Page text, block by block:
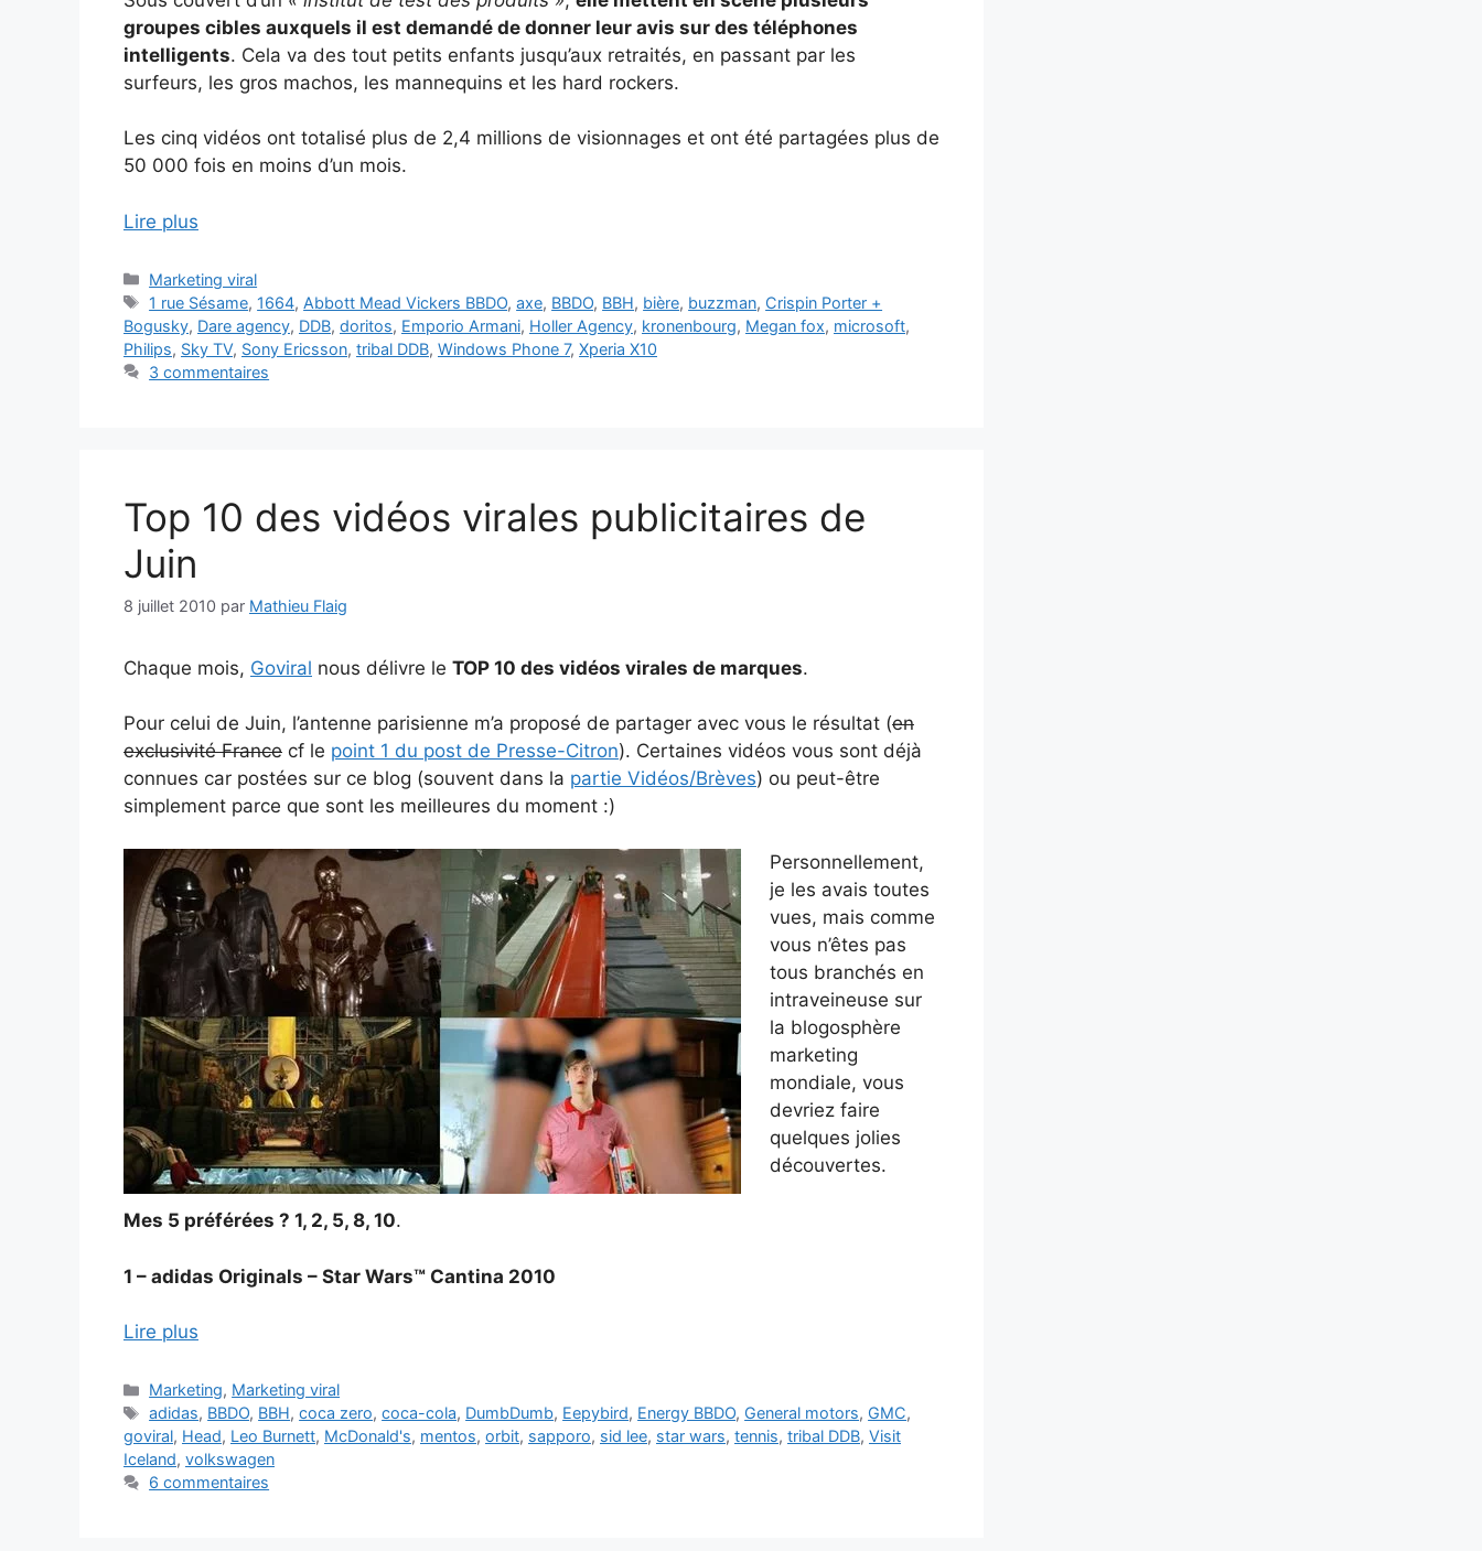
groupes cibles auxquels il est demandé de donner leur avis sur des téléphones
intelligents. Cela va des tout petits enfants jusqu’aux retraités, en passant par les
surfeurs, les gros machos, les mannequins et les hard rockers.
Les cinq vidéos ont totalisé plus de 2,4 millions de visionnages et ont été partagées plus de
50 000 fois en moins d’un mois.
Lire plus
Catégories
Marketing viral
Étiquettes
1 rue Sésame, 1664, Abbott Mead Vickers BBDO,axe, BBDO, BBH, bière, buzzman, Crispin Porter +
Bogusky, Dare agency, DDB, doritos, Emporio Armani, Holler Agency, kronenbourg, Megan fox, microsoft,
Philips, Sky TV, Sony Ericsson, tribal DDB, Windows Phone 7, Xperia X10
3 commentaires
Top 10 des vidéos virales publicitaires de
Juin
8 juillet 2010 par Mathieu Flaig
Chaque mois, Goviral nous délivre le TOP 10 des vidéos virales de marques.
Pour celui de Juin, l’antenne parisienne m’a proposé de partager avec vous le résultat (en
exclusivité France cf le point 1 du post de Presse-Citron). Certaines vidéos vous sont déjà
connues car postées sur ce blog (souvent dans la partie Vidéos/Brèves) ou peut-être
simplement parce que sont les meilleures du moment :)
Personnellement,
je les avais toutes
vues, mais comme
vous n’êtes pas
tous branchés en
intraveineuse sur
la blogosphère
marketing
mondiale, vous
devriez faire
quelques jolies
découvertes.
Mes 5 préférées ? 1, 2, 5, 8, 10.
1 – adidas Originals – Star Wars™ Cantina 2010
Lire plus
Catégories
Marketing, Marketing viral
Étiquettes
adidas, BBDO, BBH,coca zero,coca-cola, DumbDumb, Eepybird, Energy BBDO, General motors, GMC,
goviral, Head, Leo Burnett, McDonald's, mentos, orbit, sapporo, sid lee, star wars, tennis, tribal DDB, Visit
Iceland, volkswagen
6 commentaires